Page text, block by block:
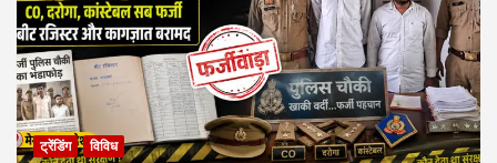
ट्रेंडिंग विविध